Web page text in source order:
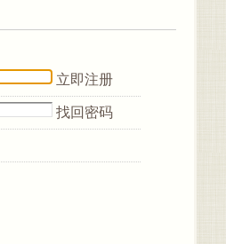
立即注册
找回密码